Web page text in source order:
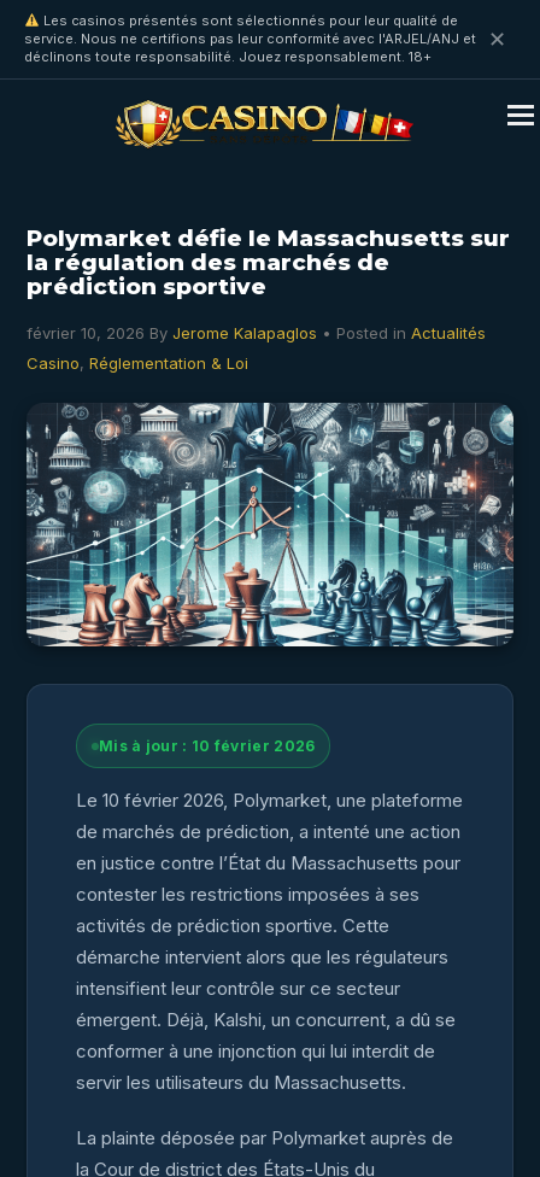
Les casinos présentés sont sélectionnés pour leur qualité de
service. Nous ne certifions pas leur conformité avec l'ARJEL/ANJ et
déclinons toute responsabilité. Jouez responsablement. 18+
✕
Polymarket défie le Massachusetts sur
la régulation des marchés de
prédiction sportive
février 10, 2026 By Jerome Kalapaglos • Posted in Actualités
Casino, Réglementation & Loi
Mis à jour : 10 février 2026
Le 10 février 2026, Polymarket, une plateforme
de marchés de prédiction, a intenté une action
en justice contre l’État du Massachusetts pour
contester les restrictions imposées à ses
activités de prédiction sportive. Cette
démarche intervient alors que les régulateurs
intensifient leur contrôle sur ce secteur
émergent. Déjà, Kalshi, un concurrent, a dû se
conformer à une injonction qui lui interdit de
servir les utilisateurs du Massachusetts.
La plainte déposée par Polymarket auprès de
la Cour de district des États-Unis du